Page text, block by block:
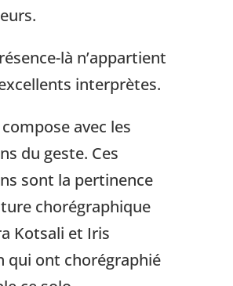
là n’appartient
interprètes.
avec les
du geste. Ces
sont la pertinence
chorégraphique
Kotsali et Iris
qui ont chorégraphié